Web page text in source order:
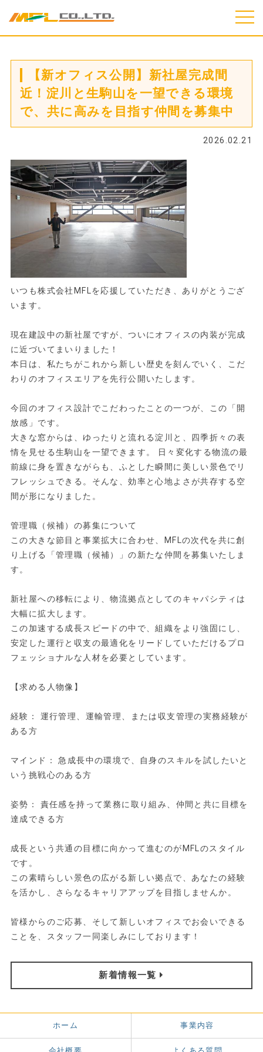
【新オフィス公開】新社屋完成間
近！淀川と生駒山を一望できる環境
で、共に高みを目指す仲間を募集中
2026.02.21
いつも株式会社MFLを応援していただき、ありがとうござ
います。
現在建設中の新社屋ですが、ついにオフィスの内装が完成
に近づいてまいりました！
本日は、私たちがこれから新しい歴史を刻んでいく、こだ
わりのオフィスエリアを先行公開いたします。
今回のオフィス設計でこだわったことの一つが、この「開
放感」です。
大きな窓からは、ゆったりと流れる淀川と、四季折々の表
情を見せる生駒山を一望できます。 日々変化する物流の最
前線に身を置きながらも、ふとした瞬間に美しい景色でリ
フレッシュできる。そんな、効率と心地よさが共存する空
間が形になりました。
管理職（候補）の募集について
この大きな節目と事業拡大に合わせ、MFLの次代を共に創
り上げる「管理職（候補）」の新たな仲間を募集いたしま
す。
新社屋への移転により、物流拠点としてのキャパシティは
大幅に拡大します。
この加速する成長スピードの中で、組織をより強固にし、
安定した運行と収支の最適化をリードしていただけるプロ
フェッショナルな人材を必要としています。
【求める人物像】
経験： 運行管理、運輸管理、または収支管理の実務経験が
ある方
マインド： 急成長中の環境で、自身のスキルを試したいと
いう挑戦心のある方
姿勢： 責任感を持って業務に取り組み、仲間と共に目標を
達成できる方
成長という共通の目標に向かって進むのがMFLのスタイル
です。
この素晴らしい景色の広がる新しい拠点で、あなたの経験
を活かし、さらなるキャリアアップを目指しませんか。
皆様からのご応募、そして新しいオフィスでお会いできる
ことを、スタッフ一同楽しみにしております！
新着情報一覧
ホーム 事業内容